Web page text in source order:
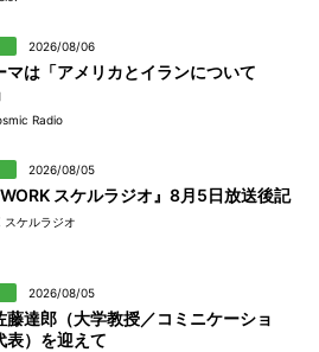
2026/08/06
マは「アメリカとイランについて
Radio
2026/08/05
スケルラジオ』8月5日放送後記
スケルラジオ
2026/08/05
藤達郎（大学教授／コミニケーショ
表）を迎えて